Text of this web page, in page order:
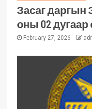
Засаг даргын
оны 02 дугаар
February 27, 2026